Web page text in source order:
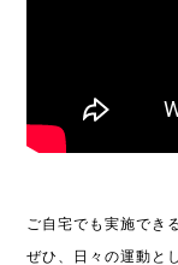
ご自宅でも実施でき
ぜひ、日々の運動と